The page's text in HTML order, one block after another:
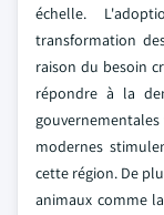
échelle.
transformation
raison du besoin
répondre à la
modernes
cette région. De
animaux comme